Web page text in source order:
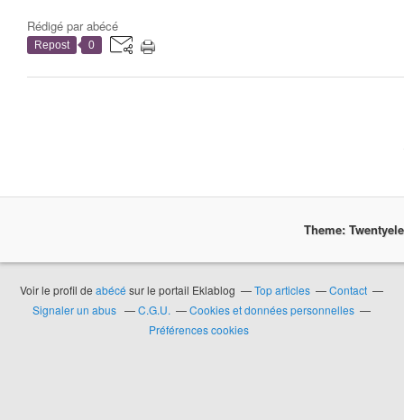
Rédigé parabécé
Repost 0
Theme:
Voir le profil deabécé sur le portail Eklablog Top articles
Contact
Signaler un abus
C.G.U.
Cookies et données personnelles
Préférences cookies